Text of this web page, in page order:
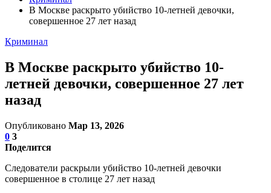
В Москве раскрыто убийство 10-летней девочки,
совершенное 27 лет назад
Криминал
В Москве раскрыто убийство 10-
летней девочки, совершенное 27 лет
назад
Опубликовано Мар 13, 2026
0 3
Поделится
Следователи раскрыли убийство 10-летней девочки
совершенное в столице 27 лет назад